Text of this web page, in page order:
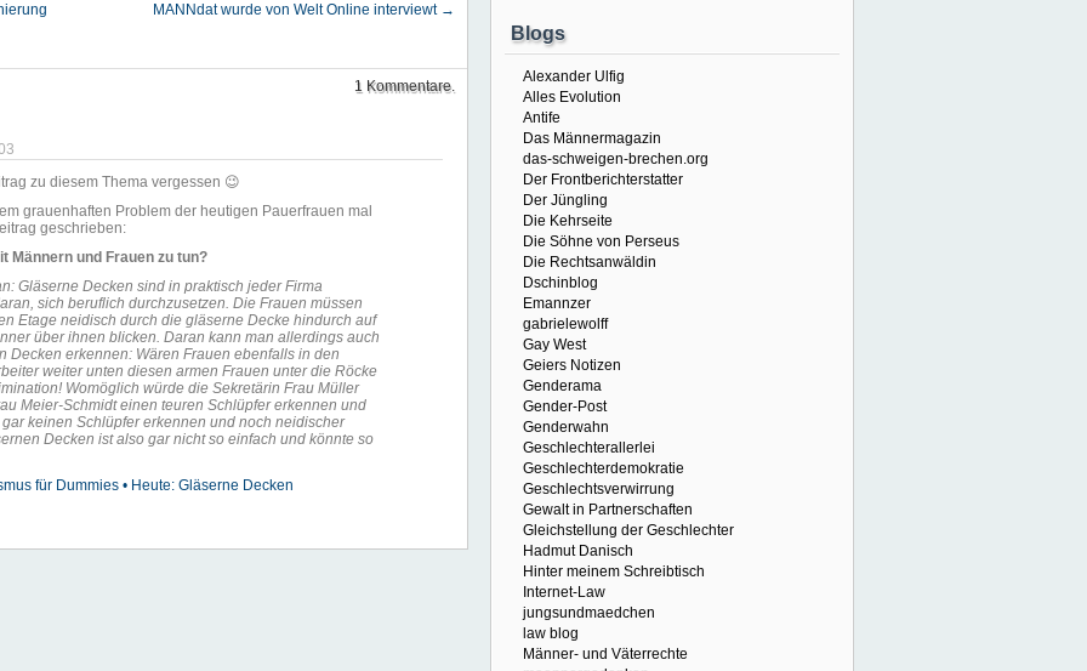
MANNdat wurde von Welt Online interviewt →
1 Kommentare.
zu diesem Thema vergessen 😉
grauenhaften Problem der heutigen Pauerfrauen mal
geschrieben:
Männern und Frauen zu tun?
Gläserne Decken sind in praktisch jeder Firma
sich beruflich durchzusetzen. Die Frauen müssen
Etage neidisch durch die gläserne Decke hindurch auf
über ihnen blicken. Daran kann man allerdings auch
Decken erkennen: Wären Frauen ebenfalls in den
weiter unten diesen armen Frauen unter die Röcke
Womöglich würde die Sekretärin Frau Müller
Meier-Schmidt einen teuren Schlüpfer erkennen und
keinen Schlüpfer erkennen und noch neidischer
Decken ist also gar nicht so einfach und könnte so
für Dummies • Heute: Gläserne Decken
Blogs
Alexander Ulfig
Alles Evolution
Antife
Das Männermagazin
das-schweigen-brechen.org
Der Frontberichterstatter
Der Jüngling
Die Kehrseite
Die Söhne von Perseus
Die Rechtsanwäldin
Dschinblog
Emannzer
gabrielewolff
Gay West
Geiers Notizen
Genderama
Gender-Post
Genderwahn
Geschlechterallerlei
Geschlechterdemokratie
Geschlechtsverwirrung
Gewalt in Partnerschaften
Gleichstellung der Geschlechter
Hadmut Danisch
Hinter meinem Schreibtisch
Internet-Law
jungsundmaedchen
law blog
Männer- und Väterrechte